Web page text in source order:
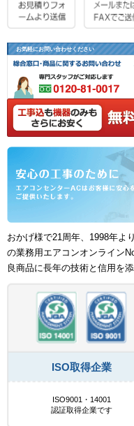
お気軽にお問い合わせください
おかげ様で21周年、1998年よ
の業務用エアコンオンライン
良商品に長年の技術と信用を
ISO取得企業
ISO9001・14001
認証取得企業です